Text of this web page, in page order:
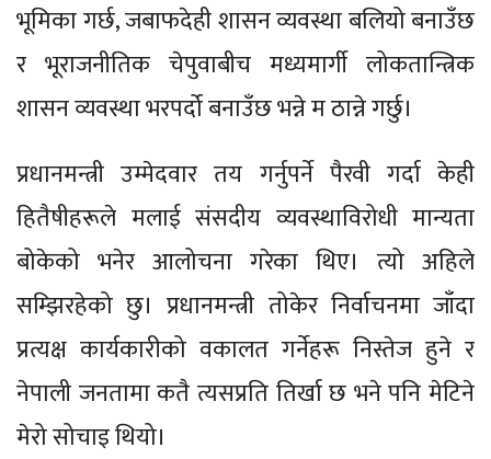
भूमिका गर्छ, जबाफदेही शासन व्यवस्था बलियो बनाउँछ
र भूराजनीतिक चेपुवाबीच मध्यमार्गी लोकतान्त्रिक
शासन व्यवस्था भरपर्दो बनाउँछ भन्ने म ठान्ने गर्छु।
प्रधानमन्त्री उम्मेदवार तय गर्नुपर्ने पैरवी गर्दा केही
हितैषीहरूले मलाई संसदीय व्यवस्थाविरोधी मान्यता
बोकेको भनेर आलोचना गरेका थिए। त्यो अहिले
सम्झिरहेको छु। प्रधानमन्त्री तोकेर निर्वाचनमा जाँदा
प्रत्यक्ष कार्यकारीको वकालत गर्नेहरू निस्तेज हुने र
नेपाली जनतामा कतै त्यसप्रति तिर्खा छ भने पनि मेटिने
मेरो सोचाइ थियो।